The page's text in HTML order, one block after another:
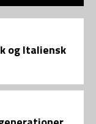
og Italiensk